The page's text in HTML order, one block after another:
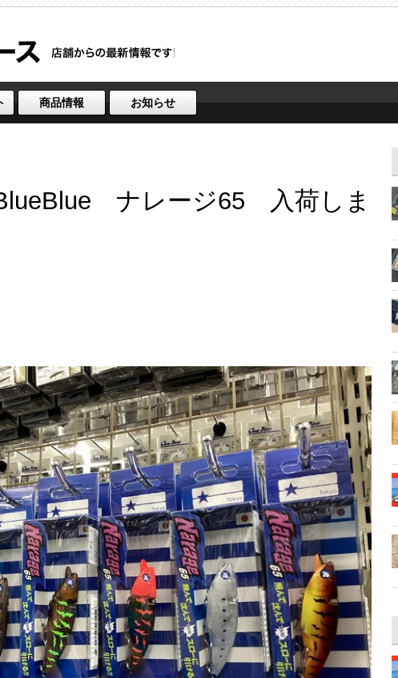
商品情報 お知らせ
ナレージ65 入荷しま